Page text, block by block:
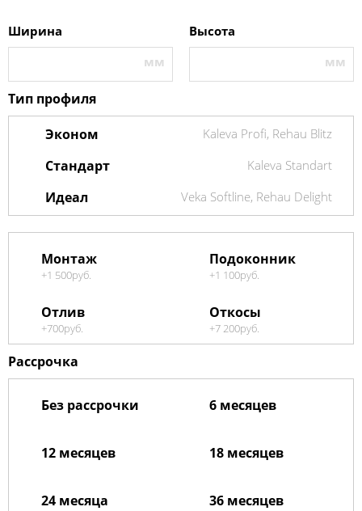
Тип профиля
Эконом
Kaleva Profi, Rehau Blitz
Стандарт Kaleva Standart
Идеал Veka Softline, Rehau Delight
Ширина Высота
Монтаж
+1 500руб.
Подоконник
+1 100руб.
Отлив
+700руб.
Откосы
+7 200руб.
Рассрочка
Без рассрочки 6 месяцев
12 месяцев 18 месяцев
24 месяца 36 месяцев